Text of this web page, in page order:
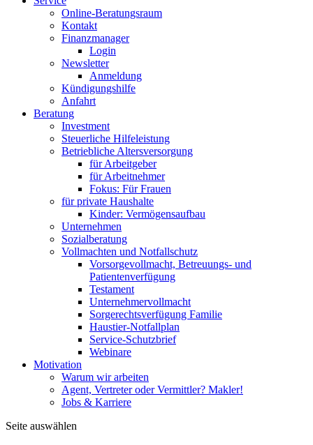
Online-Beratungsraum
Kontakt
Finanzmanager
Login
Newsletter
Anmeldung
Kündigungshilfe
Anfahrt
Beratung
Investment
Steuerliche Hilfeleistung
Betriebliche Altersversorgung
für Arbeitgeber
für Arbeitnehmer
Fokus: Für Frauen
für private Haushalte
Kinder: Vermögensaufbau
Unternehmen
Sozialberatung
Vollmachten und Notfallschutz
Vorsorgevollmacht, Betreuungs- und
Patientenverfügung
Testament
Unternehmer­vollmacht
Sorgerechtsverfügung Familie
Haustier-Notfallplan
Service-Schutzbrief
Webinare
Motivation
Warum wir arbeiten
Agent, Vertreter oder Vermittler? Makler!
Jobs & Karriere
Seite auswählen